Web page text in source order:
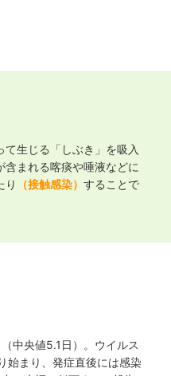
生じる「しぶき」を吸入
含まれる喀痰や唾液などに
り
（接触感染） することで
中央値5.1日）。ウイルス
始まり、発症直後には感染